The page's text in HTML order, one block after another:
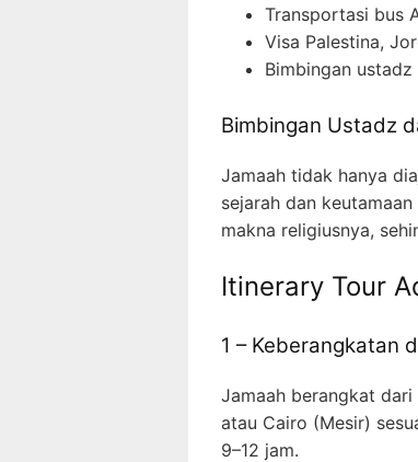
Transportasi bus
Visa Palestina,
Bimbingan
Bimbingan Ustadz
Jamaah tidak hanya
sejarah dan
makna religiusnya,
Itinerary Tour
1 – Keberangkatan
Jamaah berangkat
atau Cairo (Mesir)
9–12 jam.